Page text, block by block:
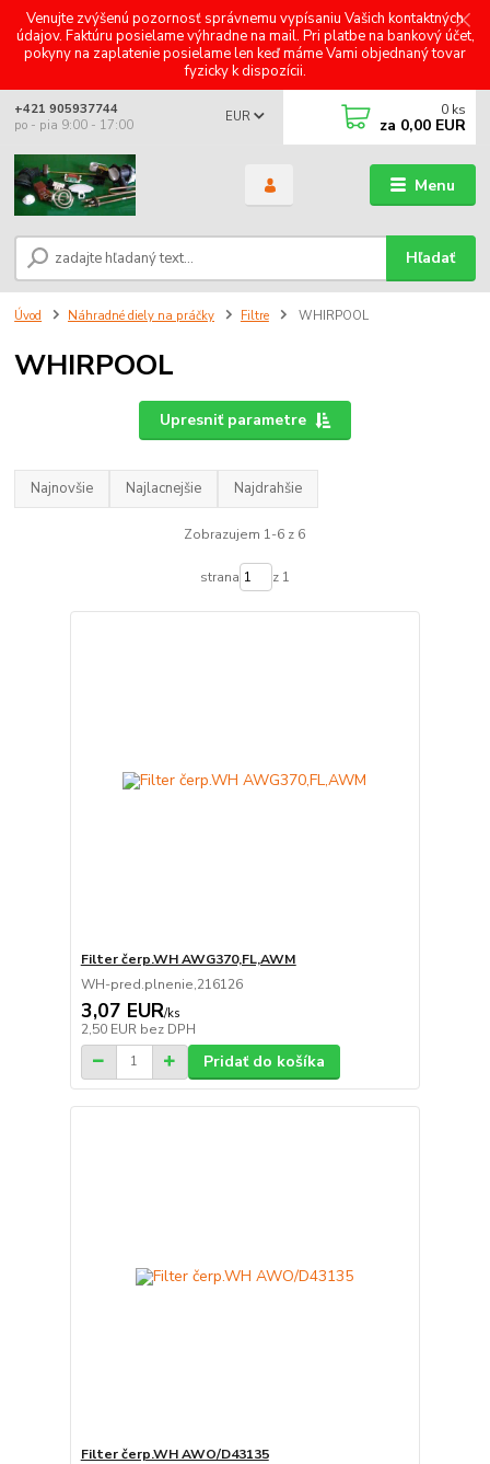
Venujte zvýšenú pozornosť správnemu vypísaniu Vašich kontaktných
údajov. Faktúru posielame výhradne na mail. Pri platbe na bankový účet,
pokyny na zaplatenie posielame len keď máme Vami objednaný tovar
fyzicky k dispozícii.
Menu
EUR
Hľadať
+421 905937744
po - pia 9:00 - 17:00
0 ks
za 0,00 EUR
Úvod Náhradné diely na práčky Filtre WHIRPOOL
WHIRPOOL
Upresniť parametre
Najnovšie Najlacnejšie Najdrahšie
Zobrazujem 1-6 z 6
strana z 1
Filter čerp.WH AWG370,FL,AWM
WH-pred.plnenie,216126
3,07 EUR/ks
2,50 EUR bez DPH
Pridať do košíka
Filter čerp.WH AWO/D43135